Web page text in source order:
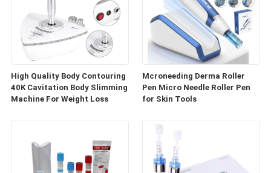
High Quality Body Contouring
40K Cavitation Body Slimming
Machine For Weight Loss
Mcroneeding Derma Roller
Pen Micro Needle Roller Pen
for Skin Tools